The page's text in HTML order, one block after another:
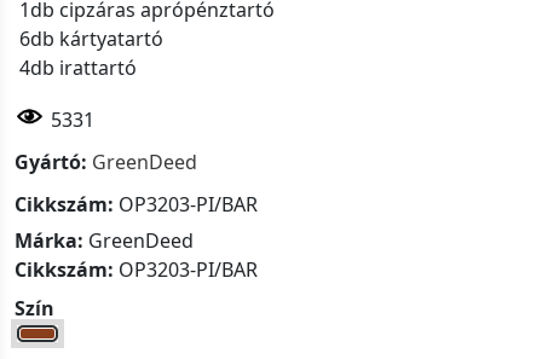
1db cipzáras aprópénztartó
6db kártyatartó
4db irattartó
5331
Gyártó: GreenDeed
Cikkszám: OP3203-PI/BAR
Márka: GreenDeed
Cikkszám: OP3203-PI/BAR
Szín